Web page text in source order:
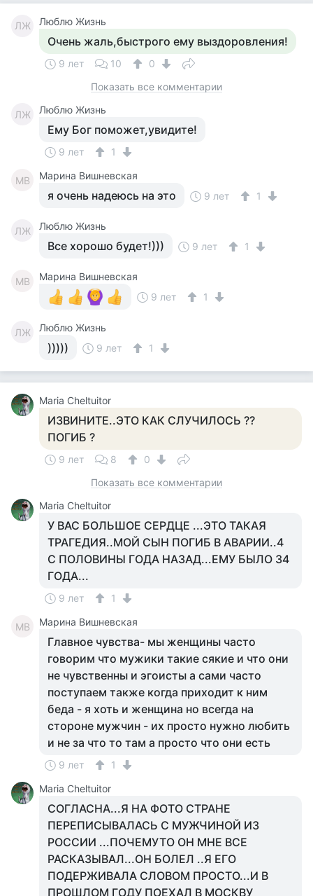
ЛЖ Люблю Жизнь
Очень жаль,быстрого ему выздоровления!
9 лет 10
0
Показать все комментарии
ЛЖ Люблю Жизнь
Ему Бог поможет,увидите!
9 лет 1
МВ Марина Вишневская
я очень надеюсь на это 9 лет 1
ЛЖ Люблю Жизнь
Все хорошо будет!))) 9 лет 1
МВ
Марина Вишневская
9 лет
1
ЛЖ Люблю Жизнь
))))) 9 лет 1
Maria Cheltuitor
ИЗВИНИТЕ..ЭТО КАК СЛУЧИЛОСЬ ??
ПОГИБ ?
9 лет 8
0
Показать все комментарии
Maria Cheltuitor
У ВАС БОЛЬШОЕ СЕРДЦЕ ...ЭТО ТАКАЯ
ТРАГЕДИЯ..МОЙ СЫН ПОГИБ В АВАРИИ..4
С ПОЛОВИНЫ ГОДА НАЗАД...ЕМУ БЫЛО 34
ГОДА...
9 лет 1
МВ Марина Вишневская
Главное чувства- мы женщины часто
говорим что мужики такие сякие и что они
не чувственны и эгоисты а сами часто
поступаем также когда приходит к ним
беда - я хоть и женщина но всегда на
стороне мужчин - их просто нужно любить
и не за что то там а просто что они есть
9 лет
1
Maria Cheltuitor
СОГЛАСНА...Я НА ФОТО СТРАНЕ
ПЕРЕПИСЫВАЛАСЬ С МУЖЧИНОЙ ИЗ
РОССИИ ...ПОЧЕМУТО ОН МНЕ ВСЕ
РАСКАЗЫВАЛ...ОН БОЛЕЛ ..Я ЕГО
ПОДЕРЖИВАЛА СЛОВОМ ПРОСТО...И В
ПРОШЛОМ ГОДУ ПОЕХАЛ В МОСКВУ